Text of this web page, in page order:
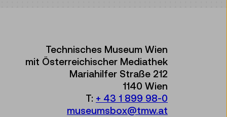
Technisches Museum Wien
mit Österreichischer Mediathek
Mariahilfer Straße 212
1140 Wien
T: + 43 1 899 98-0
museumsbox@tmw.at